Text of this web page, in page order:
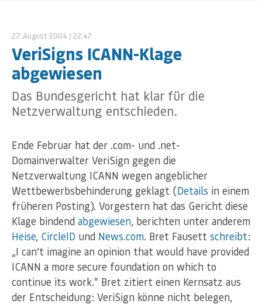
27. August 2004 / 22:47
VeriSigns ICANN-Klage
abgewiesen
Das Bundesgericht hat klar für die
Netzverwaltung entschieden.
Ende Februar hat der .com- und .net-
Domainverwalter VeriSign gegen die
Netzverwaltung ICANN wegen angeblicher
Wettbewerbsbehinderung geklagt (Details in einem
früheren Posting). Vorgestern hat das Gericht diese
Klage bindend abgewiesen, berichten unter anderem
Heise, CircleID und News.com. Bret Fausett schreibt:
„I can’t imagine an opinion that would have provided
ICANN a more secure foundation on which to
continue its work.“ Bret zitiert einen Kernsatz aus
der Entscheidung: VeriSign könne nicht belegen,